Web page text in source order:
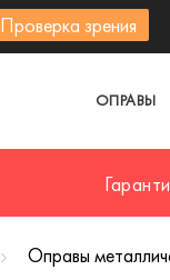
Проверка зрения
ОПРАВЫ
Оправы